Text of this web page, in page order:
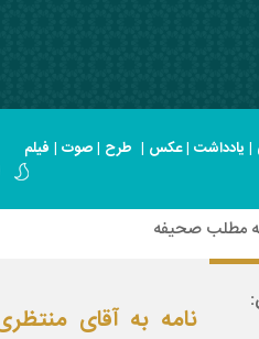
| یادداشت |عکس | طرح |صوت | فیلم
مطلب صحیفه
نامه به آقای